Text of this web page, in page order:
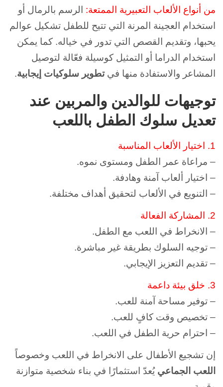
من أنواع الألعاب التعبيرية الممتعة: الرسم بالرمال أو
استخدام العجينة المرنة التي تتيح للطفل تشكيل عوالم
يحبها، وتقديم القصص التي تدور في خياله. كما يمكن
استخدام الدراما أو التمثيل كوسيلة فعّالة لتوصيل
المشاعر والاستفادة منها فيتطوير سلوكيات إيجابية.
توجيهات للوالدين والمربين عند
تعديل سلوك الطفل باللعب
1. اختيار الألعاب المناسبة
– مراعاة عمر الطفل ومستوى نموه.
– اختيار ألعاب آمنة وهادفة.
– التنويع في الألعاب لتحقيق أهداف مختلفة.
2. المشاركة الفعالة
– الانخراط في اللعب مع الطفل.
– توجيه السلوك بطريقة غير مباشرة.
– تقديم التعزيز الإيجابي.
3. خلق بيئة داعمة
– توفير مساحة آمنة للعب.
– تخصيص وقت كافٍ للعب.
– احترام حرية الطفل في اللعب.
إن تشجيع الأطفال على الانخراط في اللعب وخصوصاً
اللعب الجماعي يُعدّ استثمارًا في بناء شخصية متوازنة